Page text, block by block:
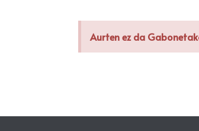
Aurten ez da